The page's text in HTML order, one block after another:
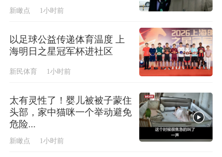
新瞰点 1小时前
以足球公益传递体育温度 上
海明日之星冠军杯进社区
新民体育 1小时前
太有灵性了！婴儿被被子蒙住
头部，家中猫咪一个举动避免
危险...
新瞰点 1小时前